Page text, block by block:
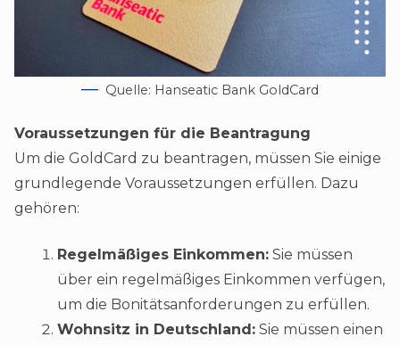
Quelle: Hanseatic Bank GoldCard
Voraussetzungen für die Beantragung
Um die GoldCard zu beantragen, müssen Sie einige
grundlegende Voraussetzungen erfüllen. Dazu
gehören:
Regelmäßiges Einkommen: Sie müssen
über ein regelmäßiges Einkommen verfügen,
um die Bonitätsanforderungen zu erfüllen.
Wohnsitz in Deutschland: Sie müssen einen